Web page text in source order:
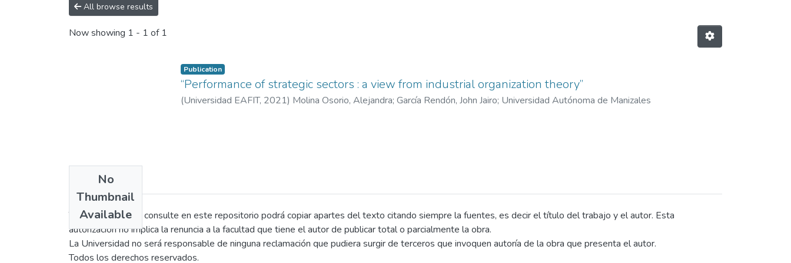
All browse results
Now showing 1 - 1 of 1
No
Thumbnail
Available
Publication
“Performance of strategic sectors : a view from industrial organization theory”
(Universidad EAFIT, 2021) Molina Osorio, Alejandra; García Rendón, John Jairo; Universidad Autónoma de Manizales
Toda persona que consulte en este repositorio podrá copiar apartes del texto citando siempre la fuentes, es decir el título del trabajo y el autor. Esta
autorización no implica la renuncia a la facultad que tiene el autor de publicar total o parcialmente la obra.
La Universidad no será responsable de ninguna reclamación que pudiera surgir de terceros que invoquen autoría de la obra que presenta el autor.
Todos los derechos reservados.